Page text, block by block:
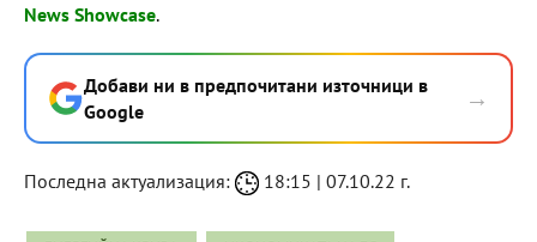
News Showcase.
Добави ни в предпочитани източници в
Google
→
Последна актуализация: 18:15 | 07.10.22 г.